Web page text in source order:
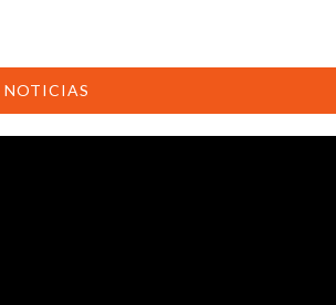
NOTICIAS